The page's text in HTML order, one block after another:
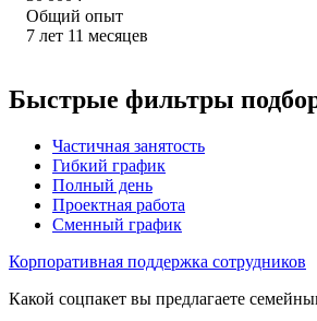
Общий опыт
7 лет 11 месяцев
Быстрые фильтры
Частичная занятость
Гибкий график
Полный день
Проектная работа
Сменный график
Корпоративная поддержка сотрудников
Какой соцпакет вы предлагаете